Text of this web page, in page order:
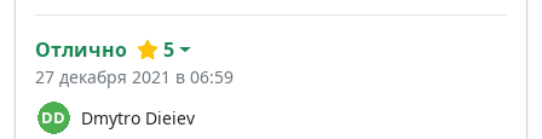
Dmytro Dieiev
Отлично 5
27 декабря 2021 в 06:59